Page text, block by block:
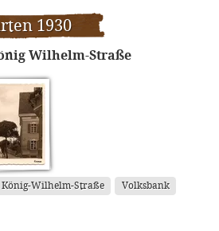
1930
Wilhelm-Straße
König-Wilhelm-Straße Volksbank